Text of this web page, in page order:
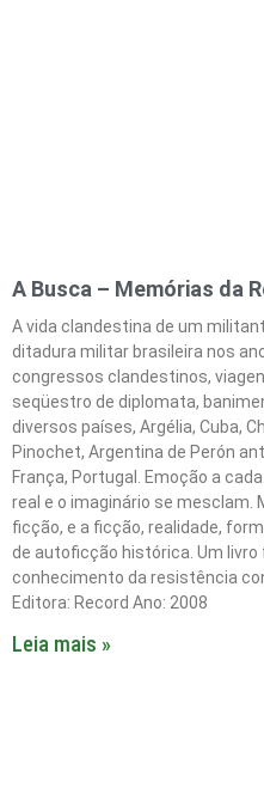
A Busca – Memórias da
A vida clandestina de um
ditadura militar brasileira nos
congressos clandestinos,
seqüestro de diplomata,
diversos países, Argélia, Cuba,
Pinochet, Argentina de Perón
França, Portugal. Emoção a
real e o imaginário se mesclam.
ficção, e a ficção, realidade,
de autoficção histórica. Um
conhecimento da resistência
Editora: Record Ano: 2008
Leia mais »